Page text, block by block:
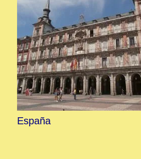
España